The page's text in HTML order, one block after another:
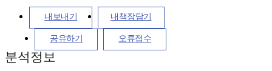
내보내기 내책장담기
공유하기 오류접수
분석정보